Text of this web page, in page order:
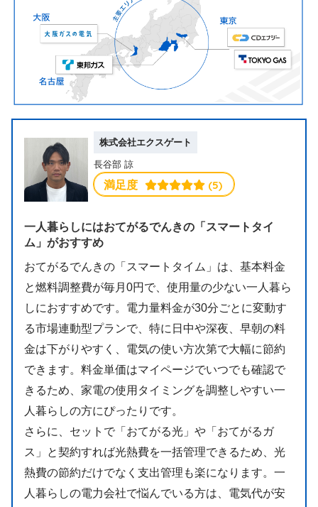
株式会社エクスゲート
長谷部 諒
満足度 (5)
一人暮らしにはおてがるでんきの「スマートタイ
ム」がおすすめ
おてがるでんきの「スマートタイム」は、基本料金
と燃料調整費が毎月0円で、使用量の少ない一人暮ら
しにおすすめです。電力量料金が30分ごとに変動す
る市場連動型プランで、特に日中や深夜、早朝の料
金は下がりやすく、電気の使い方次第で大幅に節約
できます。料金単価はマイページでいつでも確認で
きるため、家電の使用タイミングを調整しやすい一
人暮らしの方にぴったりです。
さらに、セットで「おてがる光」や「おてがるガ
ス」と契約すれば光熱費を一括管理できるため、光
熱費の節約だけでなく支出管理も楽になります。一
人暮らしの電力会社で悩んでいる方は、電気代が安